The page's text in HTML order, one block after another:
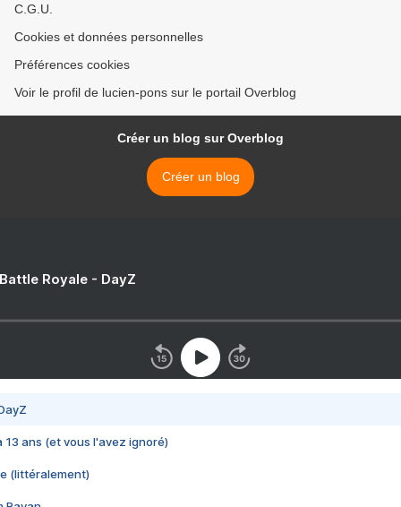
C.G.U.
Cookies et données personnelles
Préférences cookies
Voir le profil de lucien-pons sur le portail Overblog
Créer un blog sur Overblog
Créer un blog
Royale - DayZ
13 ans (et vous l'avez ignoré)
(littéralement)